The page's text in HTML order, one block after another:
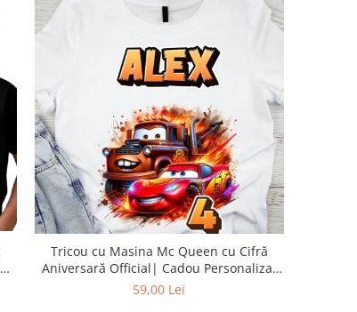
Tricou cu Masina Mc Queen cu Cifră
Aniversară Official| Cadou Personalizat
e-CADOU
59,00 Lei